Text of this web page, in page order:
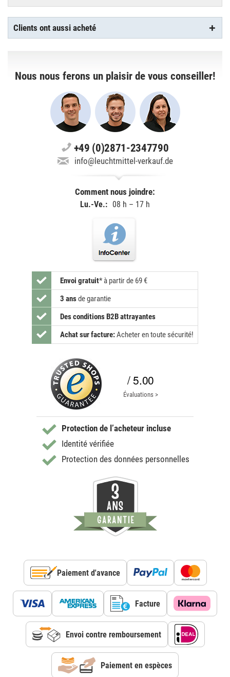
Clients ont aussi acheté
Nous nous ferons un plaisir de vous conseiller!
+49 (0)2871-2347790
info@leuchtmittel-verkauf.de
Comment nous joindre:
Lu.-Ve.: 08 h – 17 h
Envoi gratuit* à partir de 69 €
3 ansde garantie
Des conditions B2B attrayantes
Achat sur facture:Acheter en toute sécurité!
/ 5.00
Évaluations >
Protection de l’acheteur incluse
Identité vérifiée
Protection des données personnelles
Paiement d'avance
Facture
Envoi contre remboursement
Paiement en espèces